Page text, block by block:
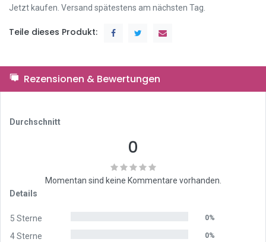
Jetzt kaufen. Versand spätestens am nächsten Tag.
Teile dieses Produkt:
Rezensionen & Bewertungen
Durchschnitt
0
Momentan sind keine Kommentare vorhanden.
Details
5 Sterne 0%
4 Sterne 0%